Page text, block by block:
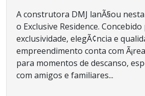
A construtora DMJ lanÃ§ou
o Exclusive Residence.
exclusividade, elegÃ¢ncia e
empreendimento conta com
para momentos de descanso,
com amigos e familiares...